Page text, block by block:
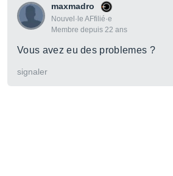
maxmadro
Nouvel·le AFfilié·e
Membre depuis 22 ans
Vous avez eu des problemes ?
signaler